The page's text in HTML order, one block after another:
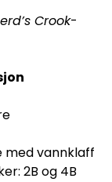
Crook-
med vannklaff
2B og 4B